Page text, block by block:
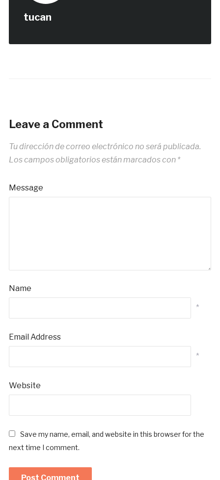
tucan
Leave a Comment
Tu dirección de correo electrónico no será publicada.
Los campos obligatorios están marcados con *
Message
Name
*
Email Address
*
Website
Save my name, email, and website in this browser for the
next time I comment.